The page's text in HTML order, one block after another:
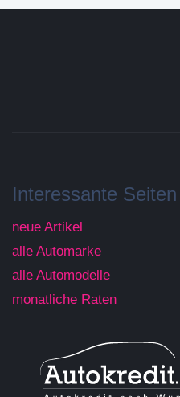
Interessante Seiten
neue Artikel
alle Automarke
alle Automodelle
monatliche Raten